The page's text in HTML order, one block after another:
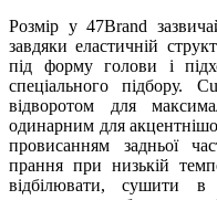
Розмір у 47Brand
завдяки еластичній
під форму голови і
спеціального підбору.
відворотом для
одинарним для
провисанням задньої
прання при низькій
відбілювати, сушити в